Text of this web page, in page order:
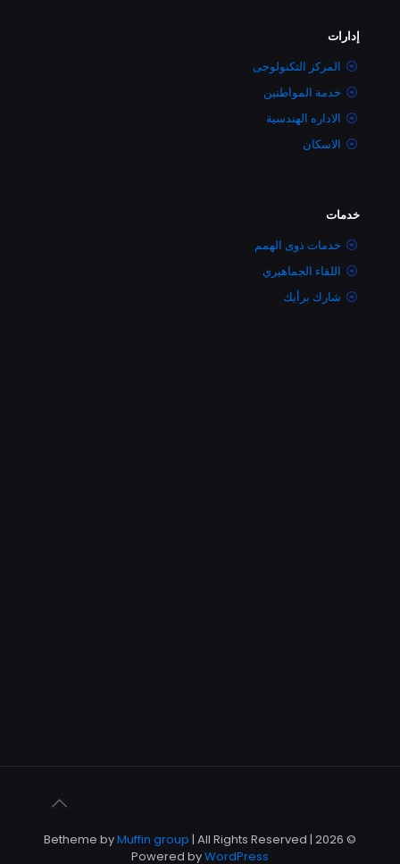
إدارات
المركز التكنولوجى
خدمة المواطنين
الاداره الهندسية
الاسكان
خدمات
خدمات ذوى الهمم
اللقاء الجماهيري
شارك برأيك
© 2026 Betheme by
Muffin group | All Rights Reserved |
Powered byWordPress